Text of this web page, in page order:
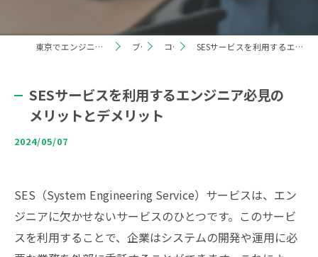
東京でエンジニアの求人なら株式会社アタレ ブログ コラム SESサービスを利用するエンジニア必見のメリットとデメリット
SESサービスを利用するエンジニア必見の
メリットとデメリット
2024/05/07
SES（System Engineering Service）サービスは、エン
ジニアに欠かせないサービスのひとつです。このサービ
スを利用することで、企業はシステムの開発や運用に必